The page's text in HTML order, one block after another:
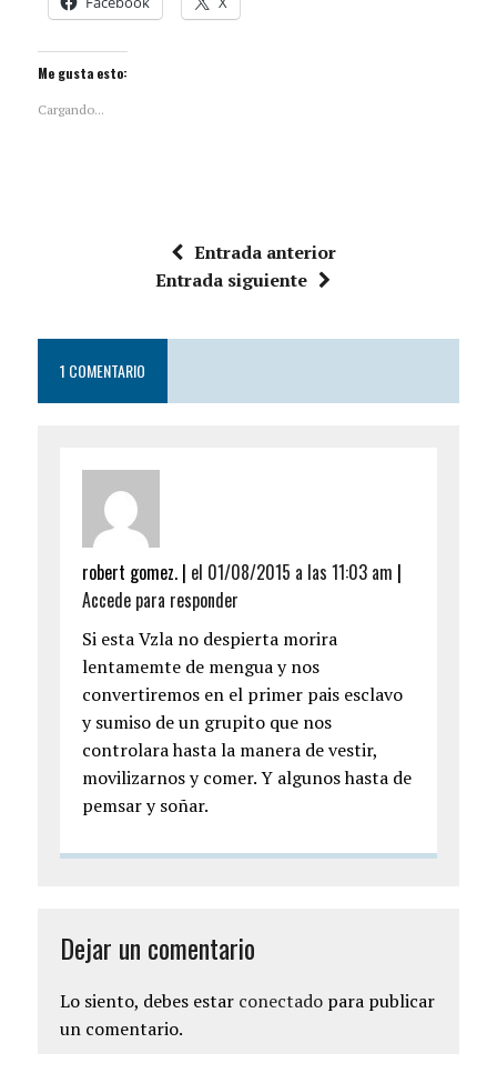
Me gusta esto:
Cargando...
Entrada anterior
Entrada siguiente
1 COMENTARIO
robert gomez. | el 01/08/2015 a las 11:03 am |
Accede para responder
Si esta Vzla no despierta morira
lentamemte de mengua y nos
convertiremos en el primer pais esclavo
y sumiso de un grupito que nos
controlara hasta la manera de vestir,
movilizarnos y comer. Y algunos hasta de
pemsar y soñar.
Dejar un comentario
Lo siento, debes estar conectadopara publicar
un comentario.